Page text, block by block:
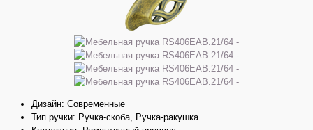
Дизайн: Современные
Тип ручки: Ручка-скоба, Ручка-ракушка